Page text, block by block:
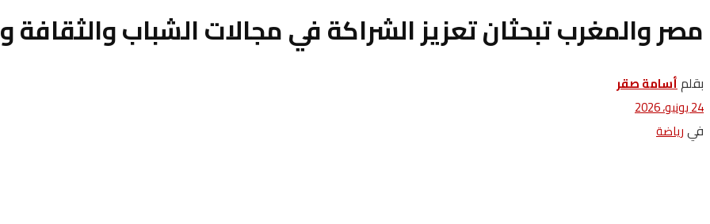
مصر والمغرب تبحثان تعزيز الشراكة في مجالات الشباب والثقافة
بقلمأسامة صقر
24 يونيو، 2026
فيرياضة